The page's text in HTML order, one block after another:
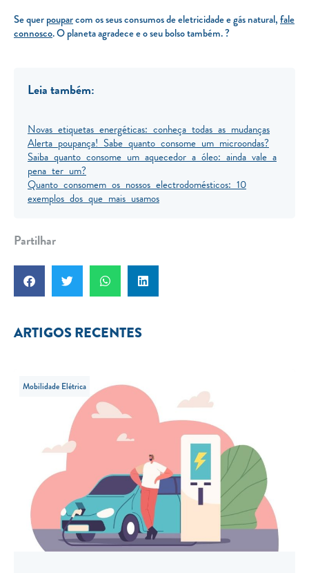
Se querpouparcom os seus consumos de eletricidade e gás natural,fale
connosco. O planeta agradece e o seu bolso também. ?
Leia também:
Novas etiquetas energéticas: conheça todas as mudanças
Alerta poupança! Sabe quanto consome um microondas?
Saiba quanto consome um aquecedor a óleo: ainda vale a
pena ter um?
Quanto consomem os nossos electrodomésticos: 10
exemplos dos que mais usamos
Partilhar
ARTIGOS RECENTES
Mobilidade Elétrica